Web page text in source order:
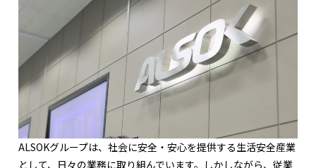
ALSOKグループは、社会に安全・安心を提供する生活安全産業
として、日々の業務に取り組んでいます。しかしながら、従業